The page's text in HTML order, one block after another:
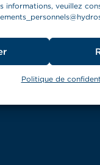
informations, veuillez
Politique de